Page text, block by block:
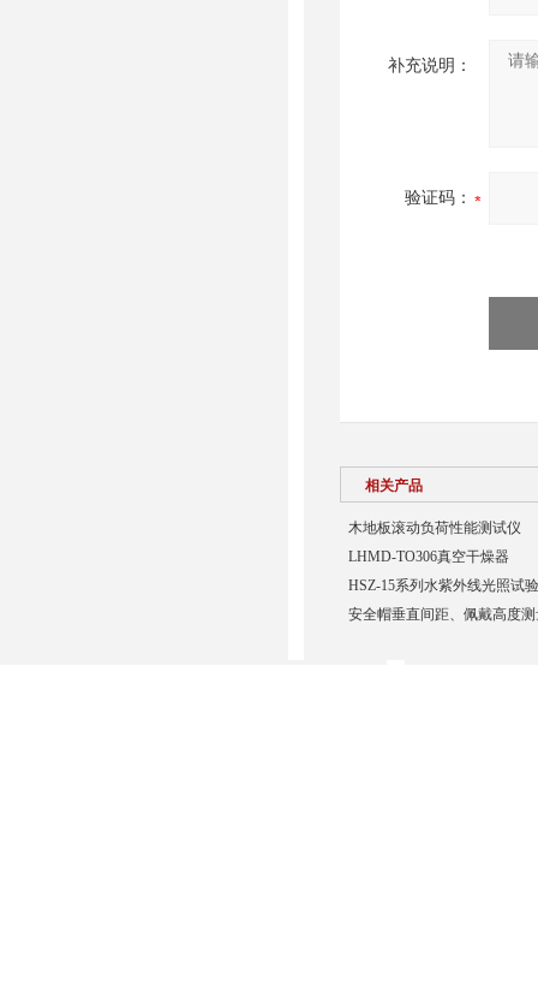
补充说明：
验证码：
相关产品
木地板滚动负荷性能测试仪
LHMD-TO306真空干燥器
HSZ-15系列水紫外线光照试
安全帽垂直间距、佩戴高度